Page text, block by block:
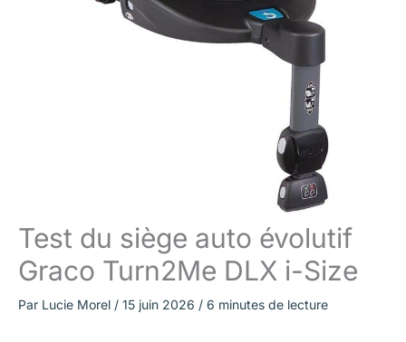
Test du siège auto évolutif
Graco Turn2Me DLX i-Size
Par Lucie Morel / 15 juin 2026 / 6 minutes de lecture